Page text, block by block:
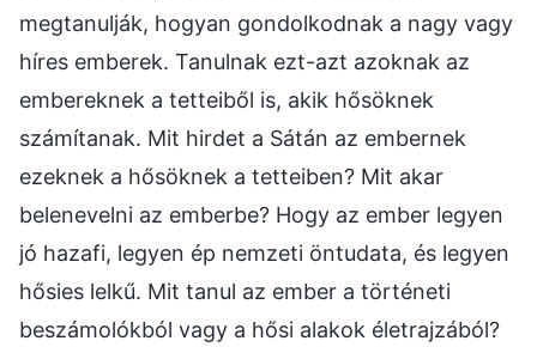
megtanulják, hogyan gondolkodnak a nagy vagy
híres emberek. Tanulnak ezt-azt azoknak az
embereknek a tetteiből is, akik hősöknek
számítanak. Mit hirdet a Sátán az embernek
ezeknek a hősöknek a tetteiben? Mit akar
belenevelni az emberbe? Hogy az ember legyen
jó hazafi, legyen ép nemzeti öntudata, és legyen
hősies lelkű. Mit tanul az ember a történeti
beszámolókból vagy a hősi alakok életrajzából?